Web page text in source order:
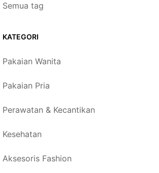
Semua tag
KATEGORI
Pakaian Wanita
Pakaian Pria
Perawatan & Kecantikan
Kesehatan
Aksesoris Fashion